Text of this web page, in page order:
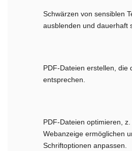
Schwärzen von sensiblen
ausblenden und dauerhaft
PDF-Dateien erstellen, die
entsprechen.
PDF-Dateien optimieren,
Webanzeige ermöglichen
Schriftoptionen anpassen.